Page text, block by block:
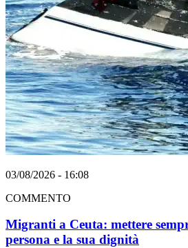
03/08/2026 - 16:08
COMMENTO
Migranti a Ceuta: mettere
persona e la sua dignità